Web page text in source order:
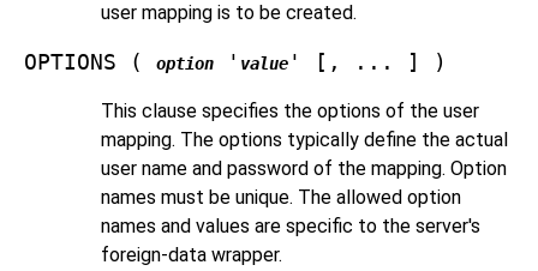
user mapping is to be created.
OPTIONS ( option ' value ' [, ... ] )
This clause specifies the options of the user
mapping. The options typically define the actual
user name and password of the mapping. Option
names must be unique. The allowed option
names and values are specific to the server's
foreign-data wrapper.